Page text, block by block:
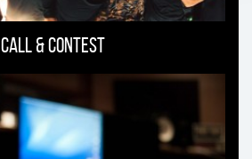
Call & Contest